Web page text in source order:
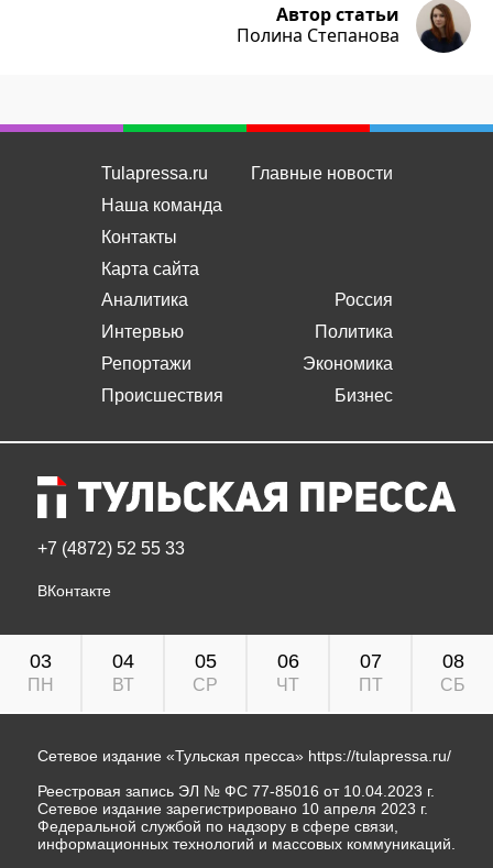
Автор статьи
Полина Степанова
Tulapressa.ru
Наша команда
Контакты
Карта сайта
Главные новости
Аналитика
Интервью
Репортажи
Происшествия
Россия
Политика
Экономика
Бизнес
+7 (4872) 52 55 33
ВКонтакте
03
ПН
04
ВТ
05
СР
06
ЧТ
07
ПТ
08
СБ
Сетевое издание «Тульская пресса» https://tulapressa.ru/
Реестровая запись ЭЛ № ФС 77-85016 от 10.04.2023 г.
Сетевое издание зарегистрировано 10 апреля 2023 г.
Федеральной службой по надзору в сфере связи,
информационных технологий и массовых коммуникаций.